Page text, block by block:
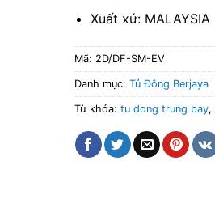
Xuất xứ: MALAYSIA
Mã: 2D/DF-SM-EV
Danh mục: Tủ Đông Berjaya
Từ khóa: tu dong trung bay,